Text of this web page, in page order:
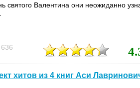
святого Валентина они неожиданно
хитов из 4 книг Аси